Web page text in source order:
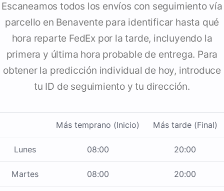
Escaneamos todos los envíos con seguimiento vía
parcello en Benavente para identificar hasta qué
hora reparte FedEx por la tarde, incluyendo la
primera y última hora probable de entrega. Para
obtener la predicción individual de hoy, introduce
tu ID de seguimiento y tu dirección.
Más temprano (Inicio) Más tarde (Final)
Lunes 08:00 20:00
Martes 08:00 20:00